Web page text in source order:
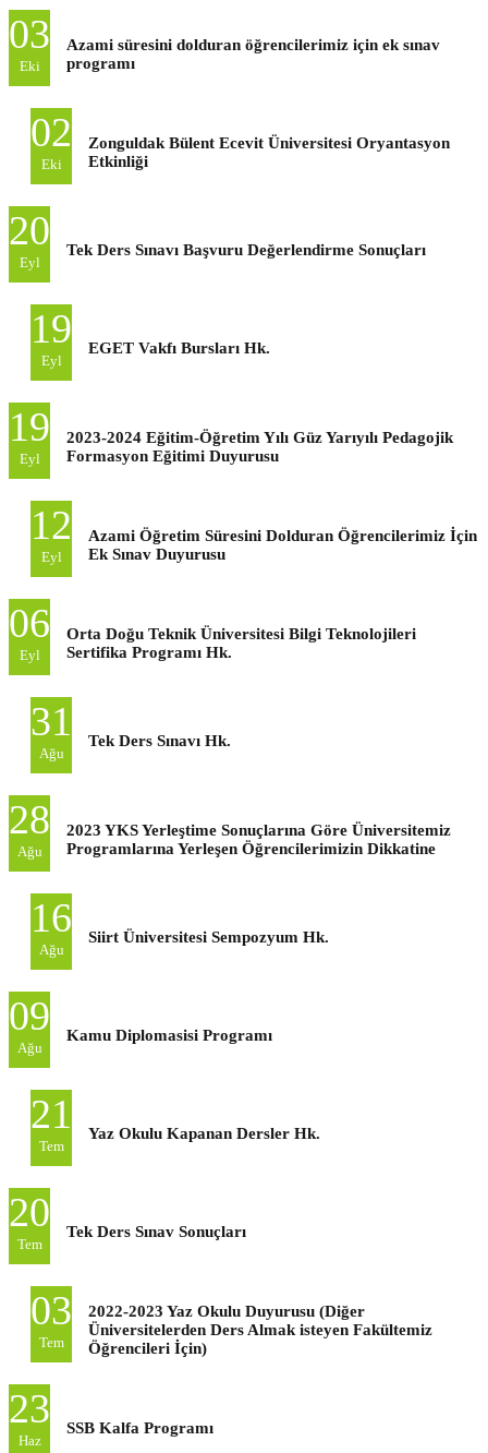
03
Eki
Azami süresini dolduran öğrencilerimiz için ek sınav
programı
02
Eki
Zonguldak Bülent Ecevit Üniversitesi Oryantasyon
Etkinliği
20
Eyl
Tek Ders Sınavı Başvuru Değerlendirme Sonuçları
19
Eyl
EGET Vakfı Bursları Hk.
19
Eyl
2023-2024 Eğitim-Öğretim Yılı Güz Yarıyılı Pedagojik
Formasyon Eğitimi Duyurusu
12
Eyl
Azami Öğretim Süresini Dolduran Öğrencilerimiz İçin
Ek Sınav Duyurusu
06
Eyl
Orta Doğu Teknik Üniversitesi Bilgi Teknolojileri
Sertifika Programı Hk.
31
Ağu
Tek Ders Sınavı Hk.
28
Ağu
2023 YKS Yerleştime Sonuçlarına Göre Üniversitemiz
Programlarına Yerleşen Öğrencilerimizin Dikkatine
16
Ağu
Siirt Üniversitesi Sempozyum Hk.
09
Ağu
Kamu Diplomasisi Programı
21
Tem
Yaz Okulu Kapanan Dersler Hk.
20
Tem
Tek Ders Sınav Sonuçları
03
Tem
2022-2023 Yaz Okulu Duyurusu (Diğer
Üniversitelerden Ders Almak isteyen Fakültemiz
Öğrencileri İçin)
23
Haz
SSB Kalfa Programı